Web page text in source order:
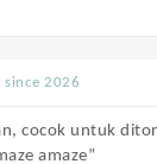
since 2026
cocok untuk
amaze”